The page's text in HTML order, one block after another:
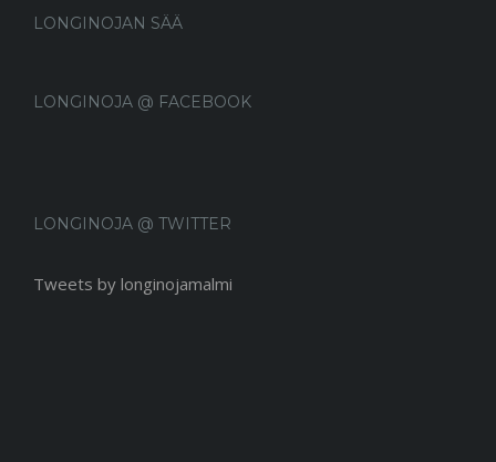
LONGINOJAN SÄÄ
LONGINOJA @ FACEBOOK
LONGINOJA @ TWITTER
Tweets by longinojamalmi